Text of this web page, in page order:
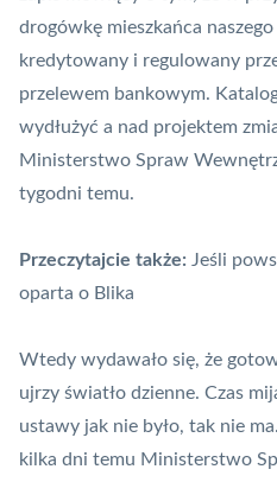
drogówkę mieszkańca
kredytowany i regulowany
przelewem bankowym.
wydłużyć a nad projektem
Ministerstwo Spraw
tygodni temu.
Przeczytajcie także: Jeśli
oparta o Blika
Wtedy wydawało się, że
ujrzy światło dzienne. Czas
ustawy jak nie było, tak nie
kilka dni temu Ministerstwo